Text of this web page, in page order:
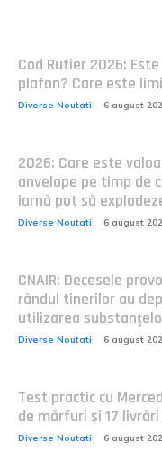
Cod Rutier 2026:
plafon? Care este
Diverse Noutati 6 august
2026: Care este
anvelope pe timp de
iarnă pot să
Diverse Noutati 6 august
CNAIR: Decesele
rândul tinerilor au
utilizarea
Diverse Noutati 6 august
Test practic cu
de mărfuri și 17
Diverse Noutati 6 august